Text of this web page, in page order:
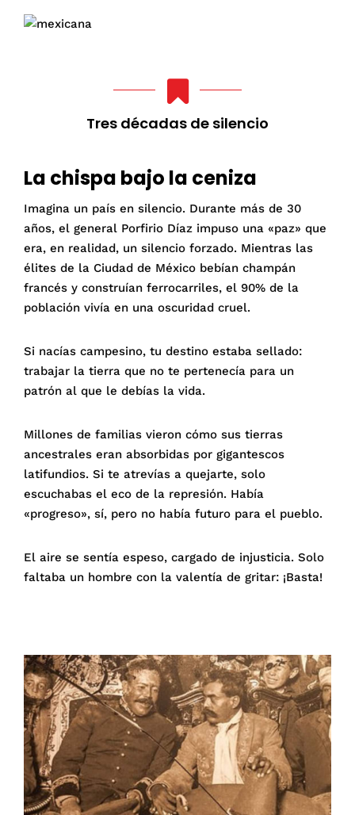
Tres décadas de silencio
La chispa bajo la ceniza
Imagina un país en silencio. Durante más de 30
años, el general Porfirio Díaz impuso una «paz» que
era, en realidad, un silencio forzado. Mientras las
élites de la Ciudad de México bebían champán
francés y construían ferrocarriles, el 90% de la
población vivía en una oscuridad cruel.
Si nacías campesino, tu destino estaba sellado:
trabajar la tierra que no te pertenecía para un
patrón al que le debías la vida.
Millones de familias vieron cómo sus tierras
ancestrales eran absorbidas por gigantescos
latifundios. Si te atrevías a quejarte, solo
escuchabas el eco de la represión. Había
«progreso», sí, pero no había futuro para el pueblo.
El aire se sentía espeso, cargado de injusticia. Solo
faltaba un hombre con la valentía de gritar: ¡Basta!